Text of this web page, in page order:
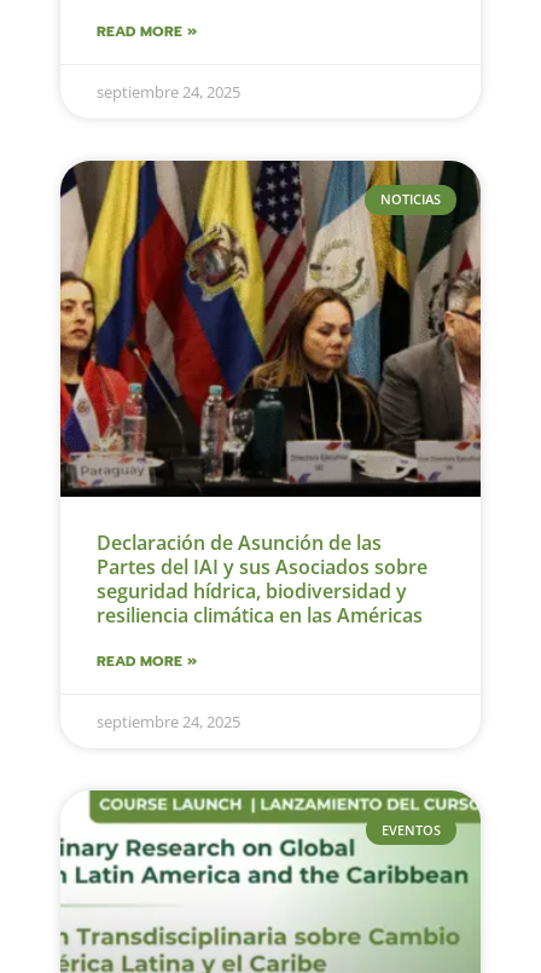
READ MORE »
septiembre 24, 2025
NOTICIAS
Declaración de Asunción de las
Partes del IAI y sus Asociados sobre
seguridad hídrica, biodiversidad y
resiliencia climática en las Américas
READ MORE »
septiembre 24, 2025
EVENTOS